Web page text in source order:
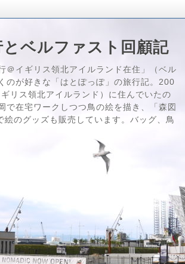
ベルファスト回顧記
＠イギリス領北アイルランド在住」（ベル
のが好きな「はとぽっぽ」の旅行記。200
リス領北アイルランド）に住んでいたの
で在宅ワークしつつ鳥の絵を描き、「森図
のグッズも販売しています。バッグ、鳥